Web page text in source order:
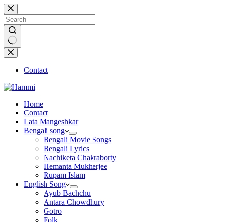
Skip
to
content
No
results
Contact
Home
Contact
Lata Mangeshkar
Bengali song
Bengali Movie Songs
Bengali Lyrics
Nachiketa Chakraborty
Hemanta Mukherjee
Rupam Islam
English Song
Ayub Bachchu
Antara Chowdhury
Gotro
Folk